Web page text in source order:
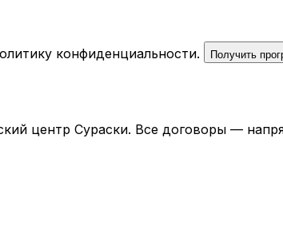
конфиденциальности. Получить
центр Сураски. Все договоры —